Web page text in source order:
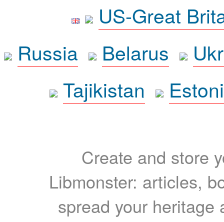
US-Great
Russia
Belarus
Tajikistan
Create and store
Libmonster: articles,
spread your heritage